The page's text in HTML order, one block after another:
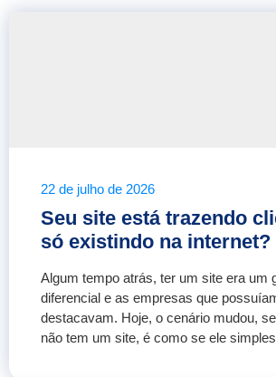
22 de julho de 2026
Seu site está trazendo
só existindo na internet?
Algum tempo atrás, ter um site era um
diferencial e as empresas que
destacavam. Hoje, o cenário mudou,
não tem um site, é como se ele